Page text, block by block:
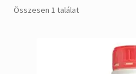
Összesen 1 találat